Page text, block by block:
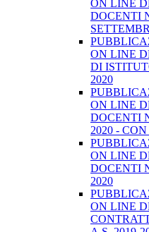
ON LINE
DOCENTI
ON LINE
DI
2020
ON LINE
DOCENTI
2020 -
ON LINE
DOCENTI
2020
ON LINE